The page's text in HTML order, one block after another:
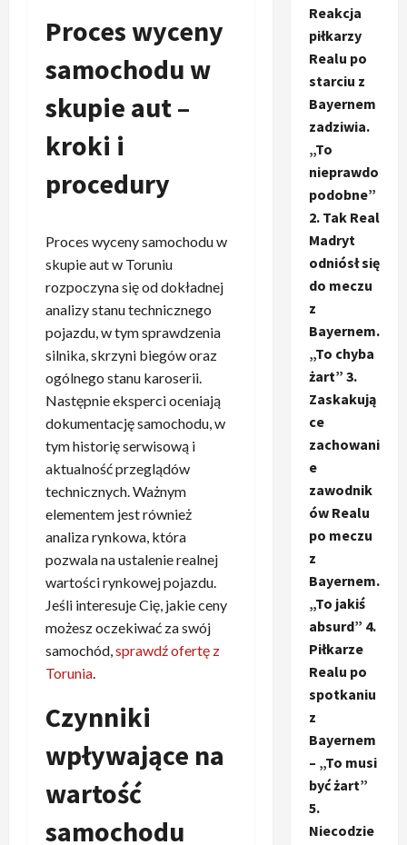
Proces wyceny
samochodu w
skupie aut –
kroki i
procedury
Proces wyceny samochodu w
skupie aut w Toruniu
rozpoczyna się od dokładnej
analizy stanu technicznego
pojazdu, w tym sprawdzenia
silnika, skrzyni biegów oraz
ogólnego stanu karoserii.
Następnie eksperci oceniają
dokumentację samochodu, w
tym historię serwisową i
aktualność przeglądów
technicznych. Ważnym
elementem jest również
analiza rynkowa, która
pozwala na ustalenie realnej
wartości rynkowej pojazdu.
Jeśli interesuje Cię, jakie ceny
możesz oczekiwać za swój
samochód,sprawdź ofertę z
Torunia.
Czynniki
wpływające na
wartość
samochodu
Reakcja
piłkarzy
Realu po
starciu z
Bayernem
zadziwia.
„To
nieprawdo
podobne”
2. Tak Real
Madryt
odniósł się
do meczu
z
Bayernem.
„To chyba
żart” 3.
Zaskakują
ce
zachowani
e
zawodnik
ów Realu
po meczu
z
Bayernem.
„To jakiś
absurd” 4.
Piłkarze
Realu po
spotkaniu
z
Bayernem
– „To musi
być żart”
5.
Niecodzie